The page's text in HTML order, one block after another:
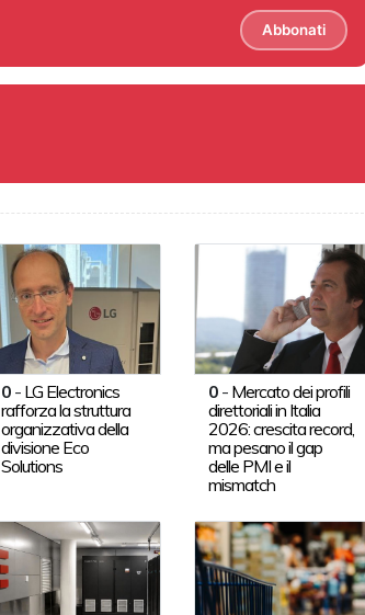
Abbonati
0- LG Electronics
rafforza la struttura
organizzativa della
divisione Eco
Solutions
0 - Mercato dei profili
direttoriali in Italia
2026: crescita record,
ma pesano il gap
delle PMI e il
mismatch